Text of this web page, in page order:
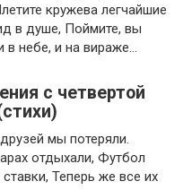
кружева легчайшие
в душе, Поймите, вы
в небе, и на вираже…
с четвертой
мы потеряли.
отдыхали, Футбол
Теперь же все их